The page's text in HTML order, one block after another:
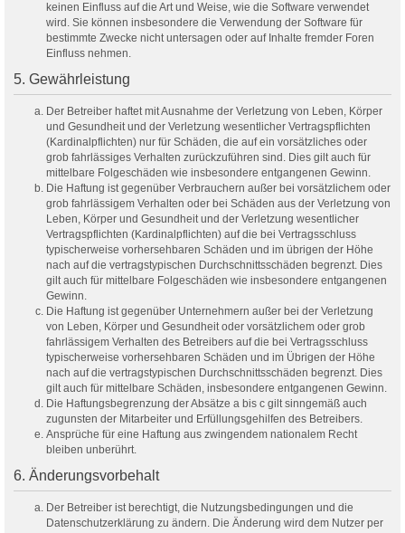
keinen Einfluss auf die Art und Weise, wie die Software verwendet
wird. Sie können insbesondere die Verwendung der Software für
bestimmte Zwecke nicht untersagen oder auf Inhalte fremder Foren
Einfluss nehmen.
5. Gewährleistung
Der Betreiber haftet mit Ausnahme der Verletzung von Leben, Körper
und Gesundheit und der Verletzung wesentlicher Vertragspflichten
(Kardinalpflichten) nur für Schäden, die auf ein vorsätzliches oder
grob fahrlässiges Verhalten zurückzuführen sind. Dies gilt auch für
mittelbare Folgeschäden wie insbesondere entgangenen Gewinn.
Die Haftung ist gegenüber Verbrauchern außer bei vorsätzlichem oder
grob fahrlässigem Verhalten oder bei Schäden aus der Verletzung von
Leben, Körper und Gesundheit und der Verletzung wesentlicher
Vertragspflichten (Kardinalpflichten) auf die bei Vertragsschluss
typischerweise vorhersehbaren Schäden und im übrigen der Höhe
nach auf die vertragstypischen Durchschnittsschäden begrenzt. Dies
gilt auch für mittelbare Folgeschäden wie insbesondere entgangenen
Gewinn.
Die Haftung ist gegenüber Unternehmern außer bei der Verletzung
von Leben, Körper und Gesundheit oder vorsätzlichem oder grob
fahrlässigem Verhalten des Betreibers auf die bei Vertragsschluss
typischerweise vorhersehbaren Schäden und im Übrigen der Höhe
nach auf die vertragstypischen Durchschnittsschäden begrenzt. Dies
gilt auch für mittelbare Schäden, insbesondere entgangenen Gewinn.
Die Haftungsbegrenzung der Absätze a bis c gilt sinngemäß auch
zugunsten der Mitarbeiter und Erfüllungsgehilfen des Betreibers.
Ansprüche für eine Haftung aus zwingendem nationalem Recht
bleiben unberührt.
6. Änderungsvorbehalt
Der Betreiber ist berechtigt, die Nutzungsbedingungen und die
Datenschutzerklärung zu ändern. Die Änderung wird dem Nutzer per